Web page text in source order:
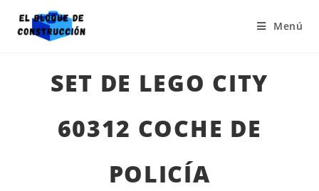
Menú
SET DE LEGO CITY
60312 COCHE DE
POLICÍA